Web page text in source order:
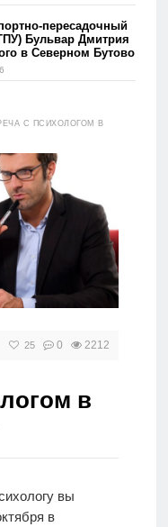
пересадочный
Бульвар Дмитрия
в Северном Бутово
С ПСИХОЛОГОМ В
25 0 2212
в
вы
в